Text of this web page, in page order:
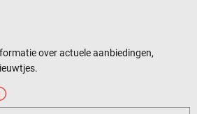
over actuele aanbiedingen,